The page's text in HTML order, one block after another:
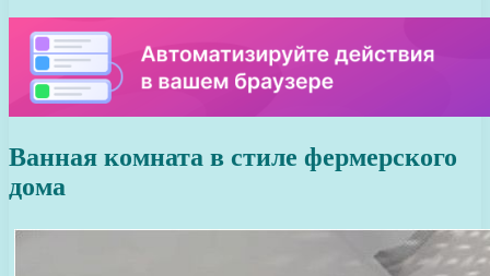
Ванная комната в стиле фермерского
дома